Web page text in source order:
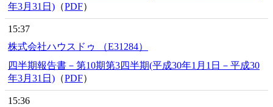
年3月31日) （PDF）
15:37
株式会社ハウスドゥ （E31284）
四半期報告書－第10期第3四半期(平成30年1月1日－平成30
年3月31日) （PDF）
15:36